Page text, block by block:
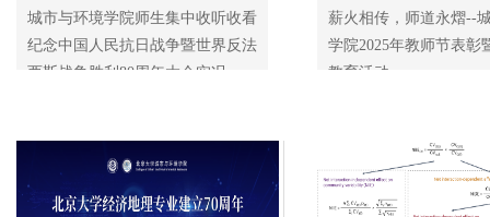
城市与环境学院师生集中收听收看
纪念中国人民抗日战争暨世界反法
西斯战争胜利80周年大会实况
薪火相传，师道永熠--
学院2025年教师节表彰
教育活动